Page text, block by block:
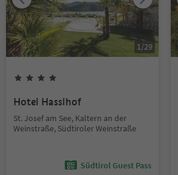
1/29
Hotel Hasslhof
St. Josef am See, Kaltern an der
Weinstraße, Südtiroler Weinstraße
Südtirol Guest Pass